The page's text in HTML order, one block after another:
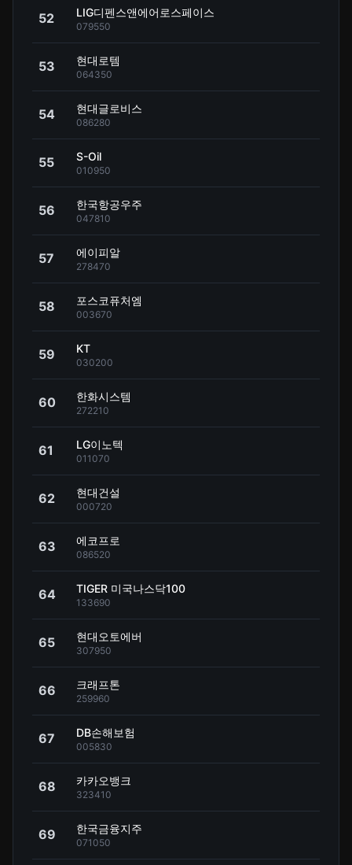
52 LIG디펜스앤에어로스페이스
079550
53 현대로템
064350
54 현대글로비스
086280
55 S-Oil
010950
56 한국항공우주
047810
57 에이피알
278470
58 포스코퓨처엠
003670
59 KT
030200
60 한화시스템
272210
61 LG이노텍
011070
62 현대건설
000720
63 에코프로
086520
64 TIGER 미국나스닥100
133690
65 현대오토에버
307950
66 크래프톤
259960
67 DB손해보험
005830
68 카카오뱅크
323410
69 한국금융지주
071050